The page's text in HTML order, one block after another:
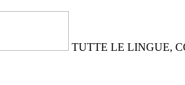
TUTTE LE LINGUE,